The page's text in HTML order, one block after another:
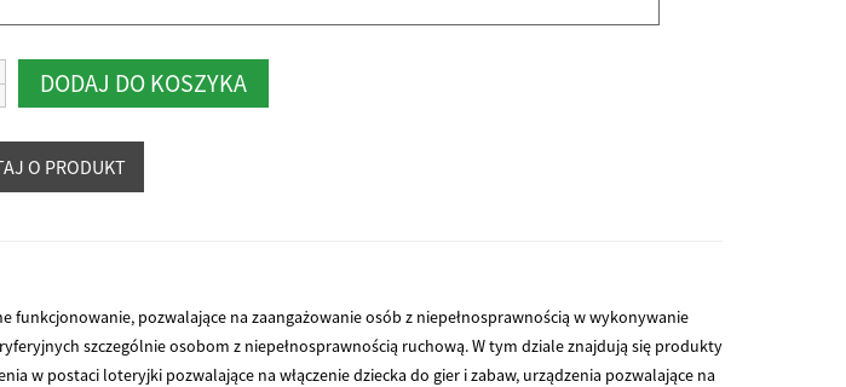
DODAJ DO KOSZYKA
pozwalające na zaangażowanie osób z niepełnosprawnością w wykonywanie
szczególnie osobom z niepełnosprawnością ruchową. W tym dziale znajdują się produkty
w postaci loteryjki pozwalające na włączenie dziecka do gier i zabaw, urządzenia pozwalające na